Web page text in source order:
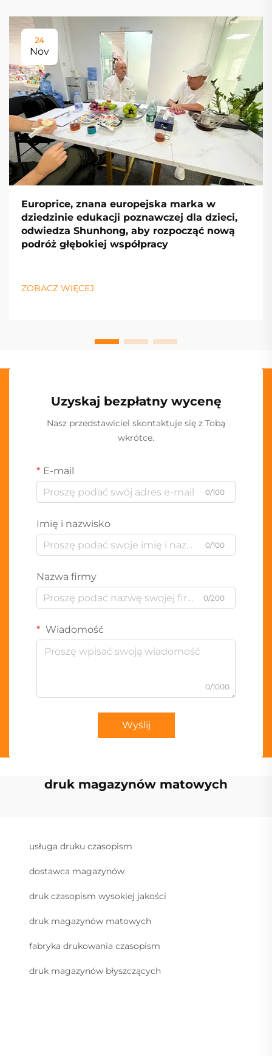
24
Nov
Europrice, znana europejska marka w
dziedzinie edukacji poznawczej dla dzieci,
odwiedza Shunhong, aby rozpocząć nową
podróż głębokiej współpracy
ZOBACZ WIĘCEJ
Uzyskaj bezpłatny wycenę
Nasz przedstawiciel skontaktuje się z Tobą
wkrótce.
E-mail
0/100
Imię i nazwisko
0/100
Nazwa firmy
0/200
Wiadomość
0/1000
Wyślij
druk magazynów matowych
usługa druku czasopism
dostawca magazynów
druk czasopism wysokiej jakości
druk magazynów matowych
fabryka drukowania czasopism
druk magazynów błyszczących